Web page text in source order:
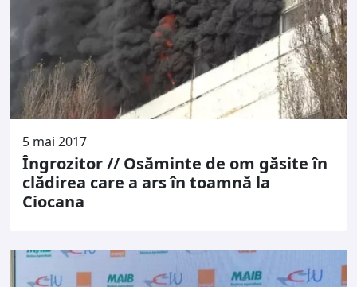
5 mai 2017
Îngrozitor // Osăminte de om găsite în
clădirea care a ars în toamnă la
Ciocana